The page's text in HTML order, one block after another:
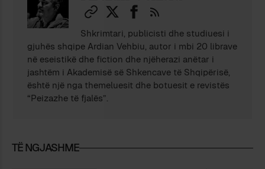
Shkrimtari, publicisti dhe studiuesi i
gjuhës shqipe Ardian Vehbiu, autor i mbi 20 librave
në eseistikë dhe fiction dhe njëherazi anëtar i
jashtëm i Akademisë së Shkencave të Shqipërisë,
është një nga themeluesit dhe botuesit e revistës
“Peizazhe të fjalës”.
TË NGJASHME